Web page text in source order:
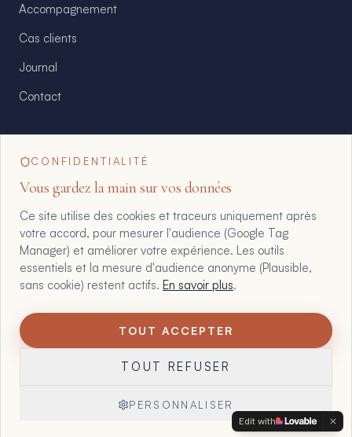
Accompagnement
Cas clients
Journal
Contact
floriane@maltote-consult.fr
+33 6 07 25 61 61
WhatsApp direct
Maltote Consulting · Tous droits réservés
1
CONFIDENTIALITÉ
Vous gardez la main sur vos données
Ce site utilise des cookies et traceurs uniquement après
votre accord, pour mesurer l'audience (Google Tag
Manager) et améliorer votre expérience. Les outils
essentiels et la mesure d'audience anonyme (Plausible,
sans cookie) restent actifs. En savoir plus.
TOUT ACCEPTER
TOUT REFUSER
PERSONNALISER
Edit with